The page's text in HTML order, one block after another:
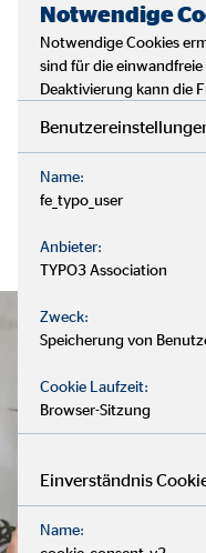
Notwendige
Notwendige Cookies
sind für die
Deaktivierung kann die
Name:
fe_typo_user
Anbieter:
TYPO3 Association
Zweck:
Speicherung von
Cookie Laufzeit:
Browser-Sitzung
Einverständnis
Name: